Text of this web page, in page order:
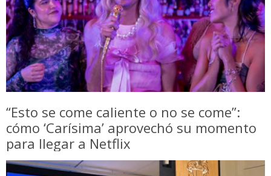
“Esto se come caliente o no se come”:
cómo ‘Carísima’ aprovechó su momento
para llegar a Netflix